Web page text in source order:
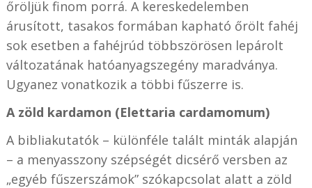
őröljük finom porrá. A kereskedelemben
árusított, tasakos formában kapható őrölt fahéj
sok esetben a fahéjrúd többszörösen lepárolt
változatának hatóanyagszegény maradványa.
Ugyanez vonatkozik a többi fűszerre is.
A zöld kardamon (Elettaria cardamomum)
A bibliakutatók – különféle talált minták alapján
– a menyasszony szépségét dicsérő versben az
„egyéb fűszerszámok” szókapcsolat alatt a zöld